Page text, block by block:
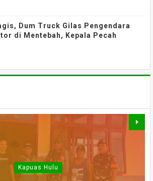
Dum Truck Gilas Pengendara
di Mentebah, Kepala Pecah
DESA SEI AJUNG
DILAPORKAN
JAGO MERAH
BELASAN
Kapuas Hulu
SEKARAT, H